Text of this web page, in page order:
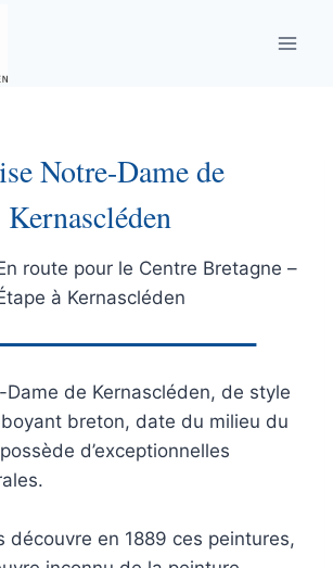
Notre-Dame de
Kernascléden
route pour le Centre Bretagne –
à Kernascléden
Dame de Kernascléden, de style
breton, date du milieu du
d’exceptionnelles
découvre en 1889 ces peintures,